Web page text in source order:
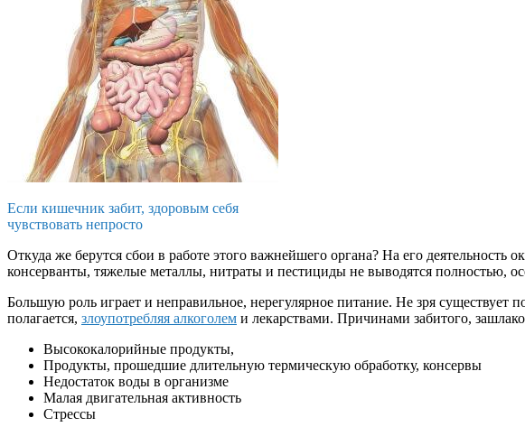
Если кишечник забит, здоровым себя
чувствовать непросто
Откуда же берутся сбои в работе этого важнейшего органа? На его
консерванты, тяжелые металлы, нитраты и пестициды не выводятся полностью,
Большую роль играет и неправильное, нерегулярное питание. Не зря существует
полагается, злоупотребляя алкоголем и лекарствами. Причинами забитого,
Высококалорийные продукты,
Продукты, прошедшие длительную термическую обработку, консервы
Недостаток воды в организме
Малая двигательная активность
Стрессы